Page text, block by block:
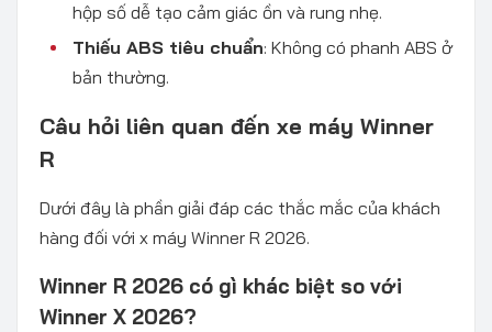
hộp số dễ tạo cảm giác ồn và rung nhẹ.
Thiếu ABS tiêu chuẩn: Không có phanh ABS ở
bản thường.
Câu hỏi liên quan đến xe máy Winner
R
Dưới đây là phần giải đáp các thắc mắc của khách
hàng đối với x máy Winner R 2026.
Winner R 2026 có gì khác biệt so với
Winner X 2026?